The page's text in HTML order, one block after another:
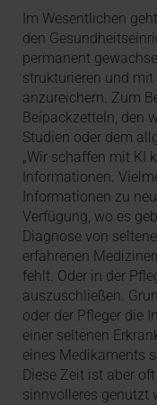
Im Wesentlichen
den
permanent
strukturieren und mit
anzureichern. Zum
Beipackzetteln, den
Studien oder dem
„Wir schaffen mit KI
Informationen.
Informationen zu
Verfügung, wo es
Diagnose von
erfahrenen
fehlt. Oder in der
auszuschließen.
oder der Pfleger die
einer seltenen
eines Medikaments
Diese Zeit ist aber
sinnvolleres genutzt